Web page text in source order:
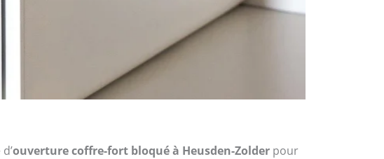
ouverture coffre-fort bloqué à Heusden-Zolder pour